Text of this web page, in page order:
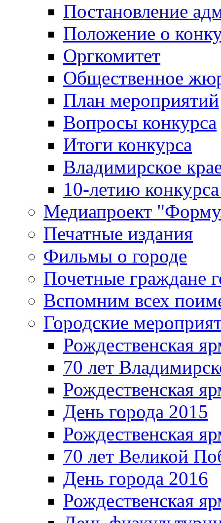
Постановление
Положение о
Оргкомитет
Общественное
План мероприятий
Вопросы конкурса
Итоги конкурса
Владимирское
10-летию
Медиапроект
Печатные издания
Фильмы о городе
Почетные граждане
Вспомним всех
Городские
Рождественская
70 лет
Рождественская
День города 2015
Рождественская
70 лет Великой
День города 2016
Рождественская